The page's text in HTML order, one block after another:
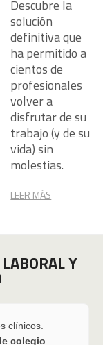
Descubre la
solución
definitiva que
ha permitido a
cientos de
profesionales
volver a
disfrutar de su
trabajo (y de su
vida) sin
molestias.
LEER MÁS
Y
clínicos.
colegio